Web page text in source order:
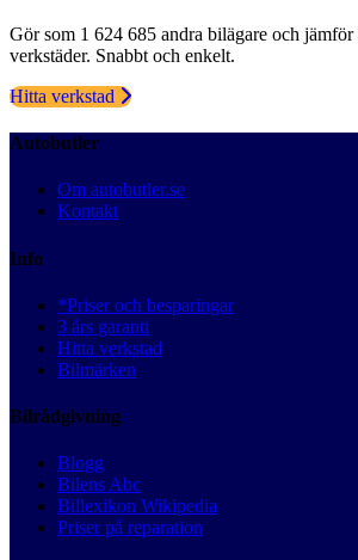
Gör som 1 624 685 andra bilägare och
verkstäder. Snabbt och enkelt.
Hitta verkstad
Autobutler
Om autobutler.se
Kontakt
Info
*Priser och besparingar
3 års garanti
Hitta verkstad
Bilmärken
Bilrådgivning
Blogg
Bilens Abc
Billexikon Wikipedia
Priser på reparation